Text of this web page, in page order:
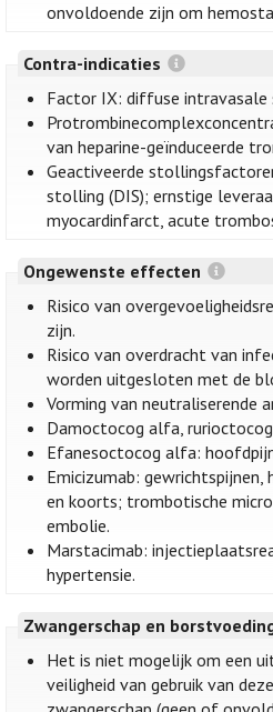
onvoldoende zijn om
Contra-indicaties
Factor IX: diffuse intravasale
van heparine-geïnduceerde
Geactiveerde
stolling (DIS); ernstige
myocardinfarct, acute
Ongewenste effecten
Risico van
zijn.
Risico van overdracht van
worden uitgesloten met de
Vorming van neutraliserende
Damoctocog alfa,
Efanesoctocog alfa:
Emicizumab: gewrichtspijnen,
en koorts; trombotische
embolie.
Marstacimab:
hypertensie.
Zwangerschap en
Het is niet mogelijk om een
veiligheid van gebruik van